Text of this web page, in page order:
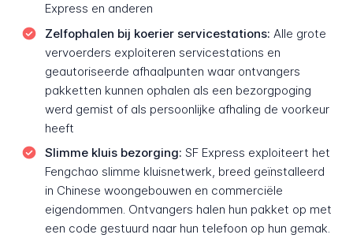
Express en anderen
Zelfophalen bij koerier servicestations: Alle grote
vervoerders exploiteren servicestations en
geautoriseerde afhaalpunten waar ontvangers
pakketten kunnen ophalen als een bezorgpoging
werd gemist of als persoonlijke afhaling de voorkeur
heeft
Slimme kluis bezorging: SF Express exploiteert het
Fengchao slimme kluisnetwerk, breed geïnstalleerd
in Chinese woongebouwen en commerciële
eigendommen. Ontvangers halen hun pakket op met
een code gestuurd naar hun telefoon op hun gemak.